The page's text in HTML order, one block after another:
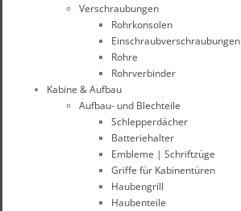
Verschraubungen
Rohrkonsolen
Einschraubverschraubungen
Rohre
Rohrverbinder
Kabine & Aufbau
Aufbau- und Blechteile
Schlepperdächer
Batteriehalter
Embleme | Schriftzüge
Griffe für Kabinentüren
Haubengrill
Haubenteile